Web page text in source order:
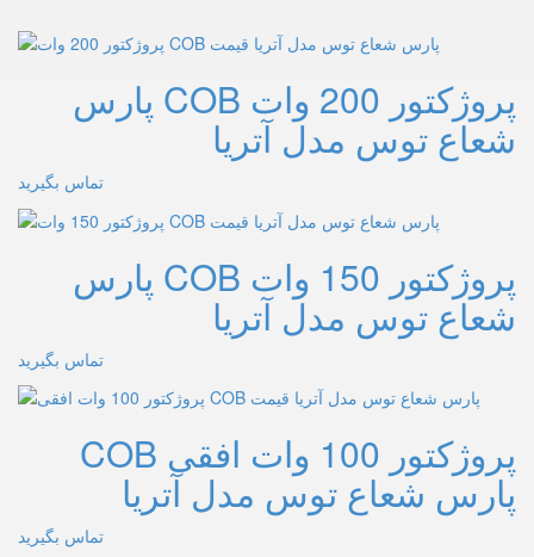
پروژکتور 200 وات COB پارس
شعاع توس مدل آتریا
تماس بگیرید
پروژکتور 150 وات COB پارس
شعاع توس مدل آتریا
تماس بگیرید
پروژکتور 100 وات افقی COB
پارس شعاع توس مدل آتریا
تماس بگیرید